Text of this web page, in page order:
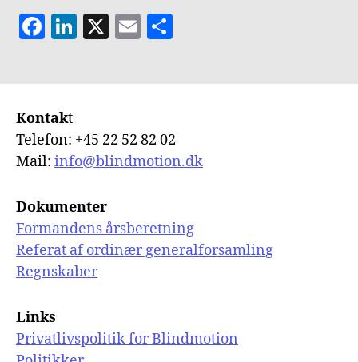
F
c
b
o
k
Li
k
dI
n
X
E
ai a
Kontakt
Telefon: +45 22 52 82 02
Mail: info@blindmotion.dk
Dokumenter
Formandens årsberetning
Referat af ordinær generalforsamling
Regnskaber
Links
Privatlivspolitik for Blindmotion